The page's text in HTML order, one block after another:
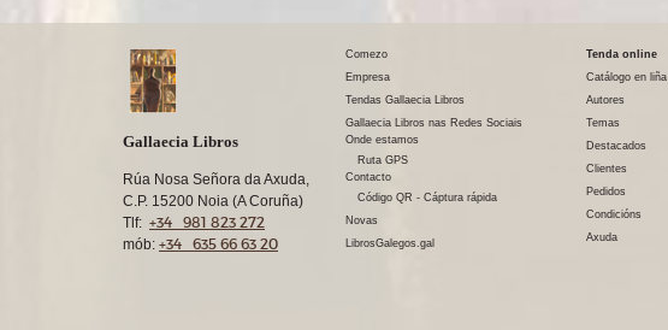
Gallaecia Libros
Rúa Nosa Señora da Axuda,
C.P. 15200 Noia (A Coruña)
Tlf: +34 981 823 272
mób: +34 635 66 63 20
Comezo
Empresa
Tendas Gallaecia Libros
Gallaecia Libros nas Redes Sociais
Onde estamos
Ruta GPS
Contacto
Código QR - Cáptura rápida
Novas
LibrosGalegos.gal
Tenda online
Catálogo en liña
Autores
Temas
Destacados
Clientes
Pedidos
Condicións
Axuda